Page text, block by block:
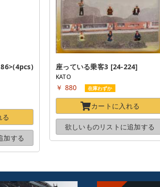
る
加する
座っている乗客3 [24-224]
KATO
￥ 880 在庫わずか
カートに入れる
欲しいものリストに追加する